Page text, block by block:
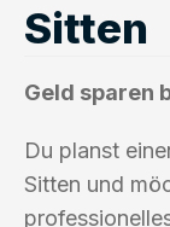
Sitten
Geld sparen
Du planst
Sitten und